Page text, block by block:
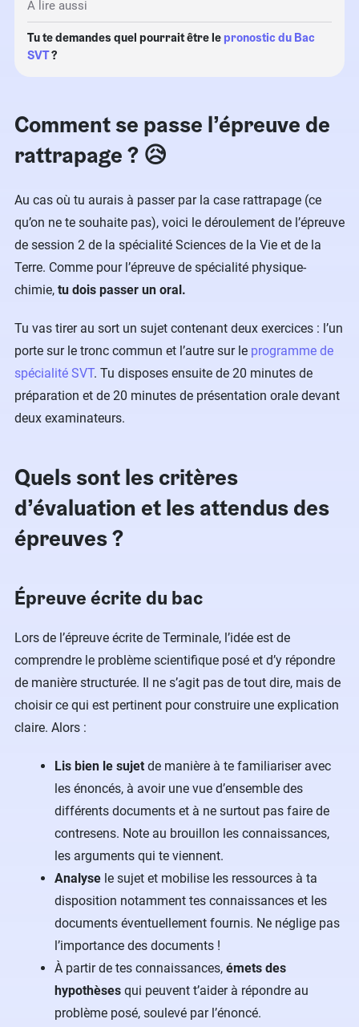
À lire aussi
Tu te demandes quel pourrait être le pronostic du Bac
SVT?
Comment se passe l’épreuve de
rattrapage ? 😥
Au cas où tu aurais à passer par la case rattrapage (ce
qu’on ne te souhaite pas), voici le déroulement de l’épreuve
de session 2 de la spécialité Sciences de la Vie et de la
Terre. Comme pour l’épreuve de spécialité physique-
chimie, tu dois passer un oral.
Tu vas tirer au sort un sujet contenant deux exercices : l’un
porte sur le tronc commun et l’autre sur le programme de
spécialité SVT. Tu disposes ensuite de 20 minutes de
préparation et de 20 minutes de présentation orale devant
deux examinateurs.
Quels sont les critères
d’évaluation et les attendus des
épreuves ?
Épreuve écrite du bac
Lors de l’épreuve écrite de Terminale, l’idée est de
comprendre le problème scientifique posé et d’y répondre
de manière structurée. Il ne s’agit pas de tout dire, mais de
choisir ce qui est pertinent pour construire une explication
claire. Alors :
Lis bien le sujet de manière à te familiariser avec
les énoncés, à avoir une vue d’ensemble des
différents documents et à ne surtout pas faire de
contresens. Note au brouillon les connaissances,
les arguments qui te viennent.
Analyse le sujet et mobilise les ressources à ta
disposition notamment tes connaissances et les
documents éventuellement fournis. Ne néglige pas
l’importance des documents !
À partir de tes connaissances, émets des
hypothèses qui peuvent t’aider à répondre au
problème posé, soulevé par l’énoncé.